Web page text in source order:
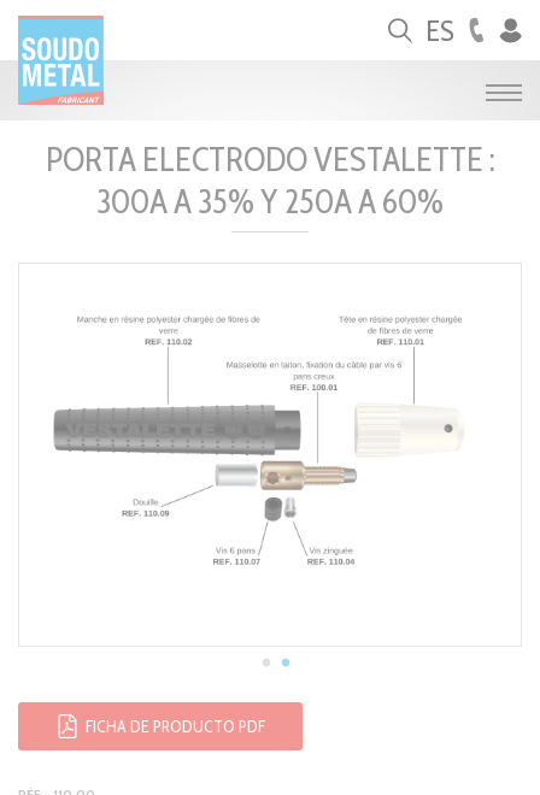
ES
PORTA ELECTRODO VESTALETTE :
300A A 35% Y 250A A 60%
FICHA DE PRODUCTO PDF
Panel de gestión de cookies